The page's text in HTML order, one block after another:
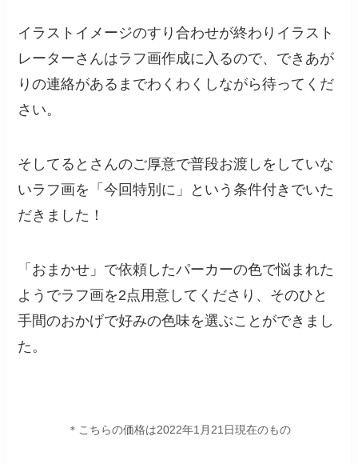
イラストイメージのすり合わせが終わりイラスト
レーターさんはラフ画作成に入るので、できあが
りの連絡があるまでわくわくしながら待ってくだ
さい。
そしてるとさんのご厚意で普段お渡しをしていな
いラフ画を「今回特別に」という条件付きでいた
だきました！
「おまかせ」で依頼したパーカーの色で悩まれた
ようでラフ画を2点用意してくださり、そのひと
手間のおかげで好みの色味を選ぶことができまし
た。
＊こちらの価格は2022年1月21日現在のもの